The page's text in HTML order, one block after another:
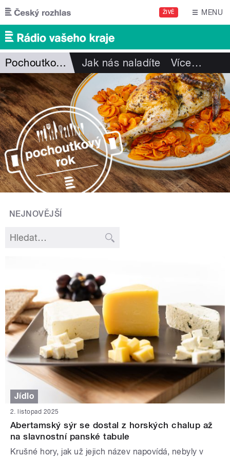
Přejít k hlavnímu obsahu
ŽIVĚ MENU
Pochoutkový rok Jak nás naladíte Více…
NEJNOVĚJŠÍ
Jídlo
2. listopad 2025
Abertamský sýr se dostal z horských chalup až
na slavnostní panské tabule
Krušné hory, jak už jejich název napovídá, nebyly v